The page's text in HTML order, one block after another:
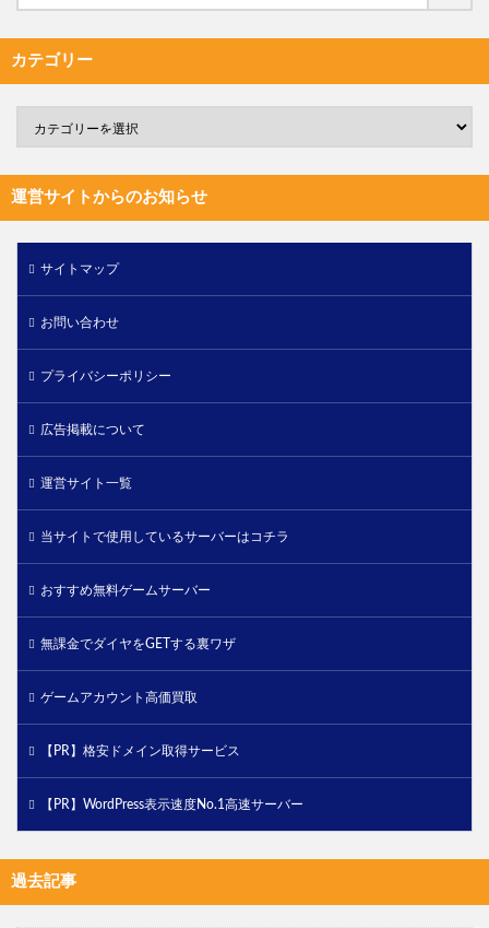
カテゴリー
運営サイトからのお知らせ
サイトマップ
お問い合わせ
プライバシーポリシー
広告掲載について
運営サイト一覧
当サイトで使用しているサーバーはコチラ
おすすめ無料ゲームサーバー
無課金でダイヤをGETする裏ワザ
ゲームアカウント高価買取
【PR】格安ドメイン取得サービス
【PR】WordPress表示速度No.1高速サーバー
過去記事